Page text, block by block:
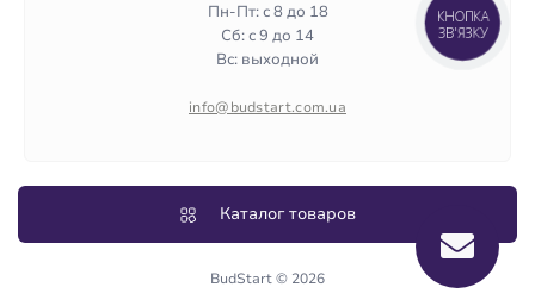
Политика конфиденциальности
Пн-Пт: с 8 до 18
Сб: с 9 до 14
Вс: выходной
info@budstart.com.ua
Каталог товаров
BudStart © 2026
КНОПКА
ЗВ'ЯЗКУ